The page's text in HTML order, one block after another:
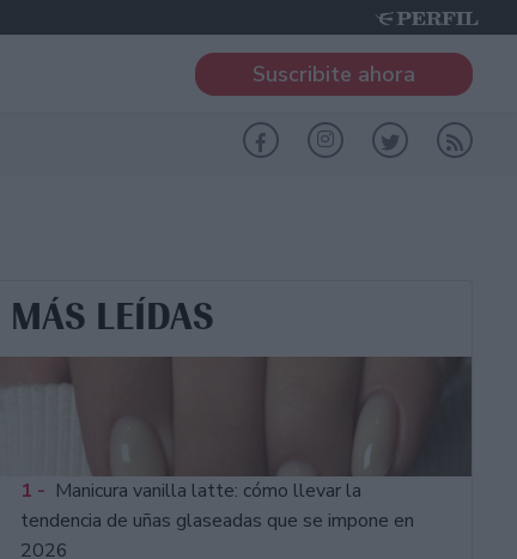
Suscribite ahora
MÁS LEÍDAS
1 - Manicura vanilla latte: cómo llevar la
tendencia de uñas glaseadas que se impone en
2026